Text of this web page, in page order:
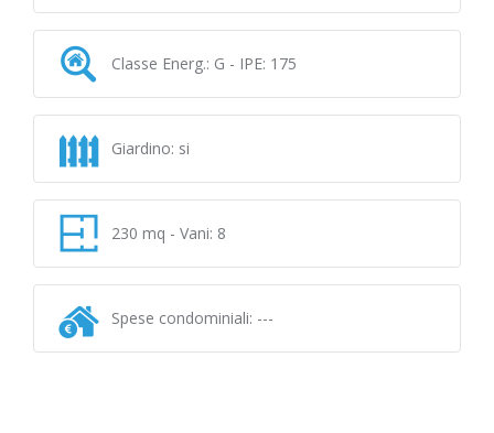
Classe Energ.: G - IPE: 175
Giardino: si
230 mq - Vani: 8
Spese condominiali: ---